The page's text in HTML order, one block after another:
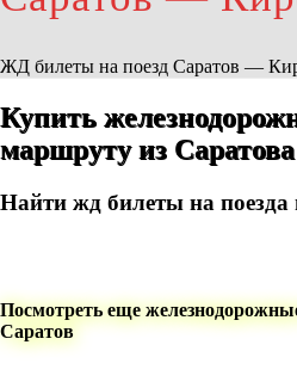
ЖД билеты на поезд Саратов —
Купить
маршруту из
Найти жд билеты на
Посмотреть еще
Саратов